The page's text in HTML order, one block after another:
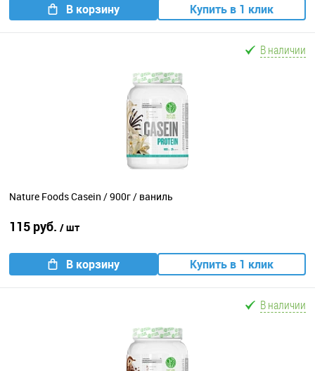
В корзину Купить в 1 клик
В наличии
Nature Foods Casein / 900г / ваниль
115 руб. / шт
В корзину Купить в 1 клик
В наличии